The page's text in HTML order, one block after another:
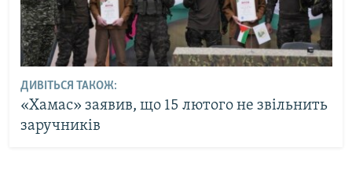
ДИВІТЬСЯ ТАКОЖ:
«Хамас» заявив, що 15 лютого не звільнить
заручників